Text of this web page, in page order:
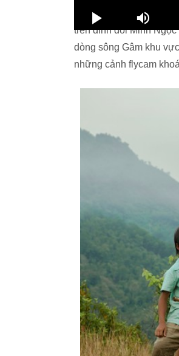
quay phim - NSND Lý
trên đỉnh đồi Minh
dòng sông Gâm khu
những cảnh flycam